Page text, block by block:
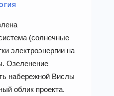
(солнечные
электроэнергии на
Озеленение
набережной Вислы
облик проекта.